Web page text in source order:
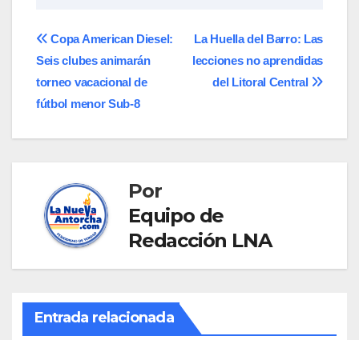
Navegación
de
entradas
La Huella del Barro: Las
lecciones no aprendidas
del Litoral Central
​Copa American Diesel:
Seis clubes animarán
torneo vacacional de
fútbol menor Sub-8
Por
Equipo de
Redacción LNA
Entrada relacionada